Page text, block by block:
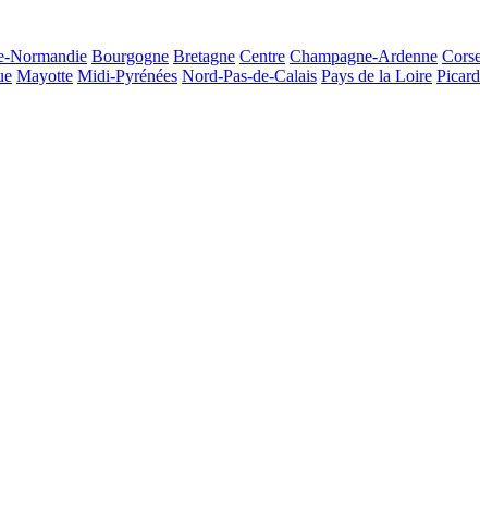
Normandie Bourgogne Bretagne Centre Champagne-Ardenne
Mayotte Midi-Pyrénées Nord-Pas-de-Calais Pays de la Loire